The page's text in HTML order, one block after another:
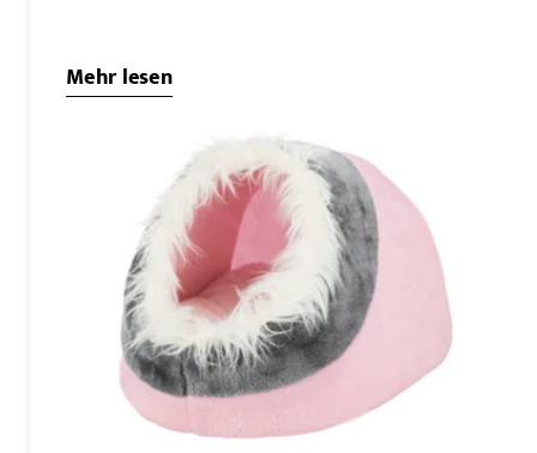
Mehr lesen